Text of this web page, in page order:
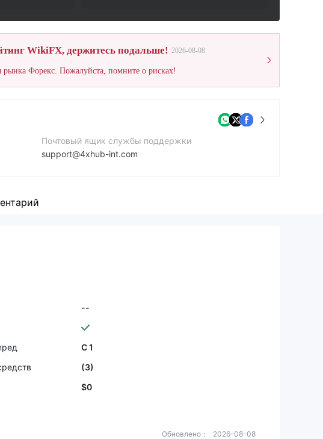
WikiFX, держитесь подальше! 2026-08-08
рынка Форекс. Пожалуйста, помните о рисках!
Почтовый ящик службы поддержки
support@4xhub-int.com
--
С 1
(3)
$0
Обновлено： 2026-08-08